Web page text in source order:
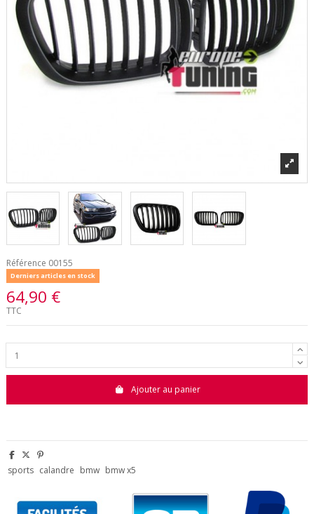
Référence 00155
Derniers articles en stock
64,90 €
TTC
Ajouter au panier
sports calandre bmw bmw x5